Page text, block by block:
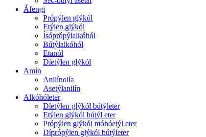
Áfengi
Própýlen glýkól
Etýlen glýkól
Ísóprópýlalkóhól
Bútýlalkóhól
Etanól
Díetýlen glýkól
Amín
Anilínolía
Asetýlanilín
Alkóhóleter
Díetýlen glýkól bútýleter
Etýlen glýkól bútýl eter
Própýlen glýkól mónóetýl eter
Díprópýlen glýkól bútýleter